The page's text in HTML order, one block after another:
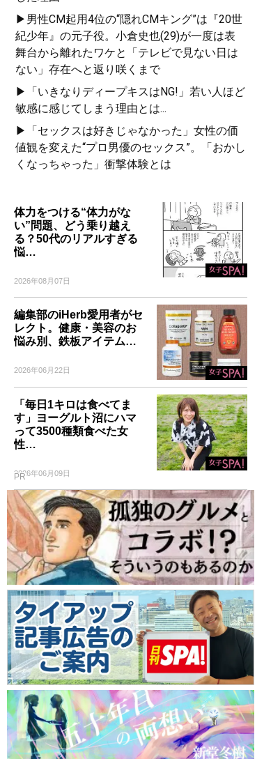
▶男性CM起用4位の“隠れCMキング”は『20世
紀少年』の元子役。小倉史也(29)が一度は表
舞台から離れたワケと「テレビで見ない日は
ない」存在へと返り咲くまで
▶「いきなりディープキスはNG!」若い人ほど
敏感に感じてしまう理由とは...
▶「セックスは好きじゃなかった」女性の価
値観を変えた“プロ男優のセックス”。「おかし
くなっちゃった」衝撃体験とは
体力をつける“体力がな
い”問題、どう乗り越え
る？50代のリアルすぎる
悩…
2026年08月07日
編集部のiHerb愛用者がセ
レクト。健康・美容のお
悩み別、鉄板アイテム…
2026年06月22日
「毎日1キロは食べてま
す」ヨーグルト沼にハマ
って3500種類食べた女
性…
2026年06月09日
PR